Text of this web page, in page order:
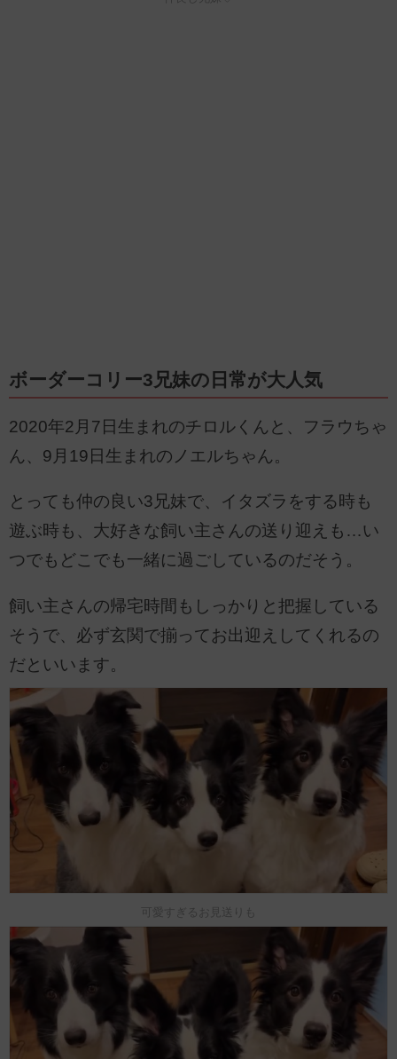
ボーダーコリー3兄妹の日常が大人気
2020年2月7日生まれのチロルくんと、フラウちゃ
ん、9月19日生まれのノエルちゃん。
とっても仲の良い3兄妹で、イタズラをする時も
遊ぶ時も、大好きな飼い主さんの送り迎えも…い
つでもどこでも一緒に過ごしているのだそう。
飼い主さんの帰宅時間もしっかりと把握している
そうで、必ず玄関で揃ってお出迎えしてくれるの
だといいます。
可愛すぎるお見送りも